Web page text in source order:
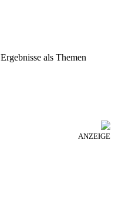
Ergebnisse als Themen
ANZEIGE